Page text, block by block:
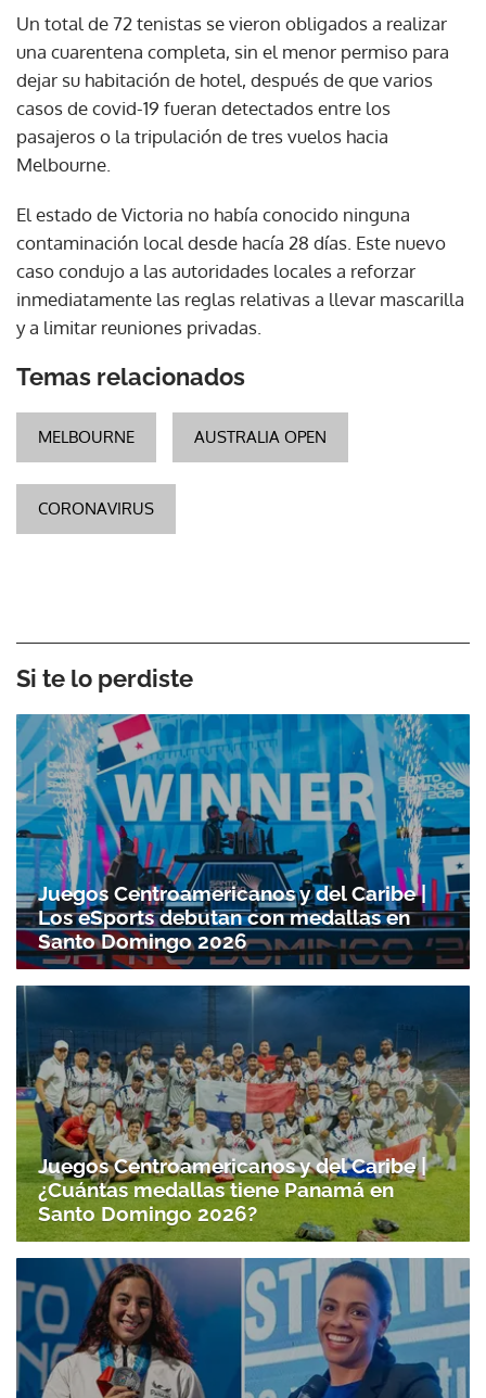
Un total de 72 tenistas se vieron obligados a realizar
una cuarentena completa, sin el menor permiso para
dejar su habitación de hotel, después de que varios
casos de covid-19 fueran detectados entre los
pasajeros o la tripulación de tres vuelos hacia
Melbourne.
El estado de Victoria no había conocido ninguna
contaminación local desde hacía 28 días. Este nuevo
caso condujo a las autoridades locales a reforzar
inmediatamente las reglas relativas a llevar mascarilla
y a limitar reuniones privadas.
Temas relacionados
MELBOURNE AUSTRALIA OPEN
CORONAVIRUS
Si te lo perdiste
Juegos Centroamericanos y del Caribe |
Los eSports debutan con medallas en
Santo Domingo 2026
Juegos Centroamericanos y del Caribe |
¿Cuántas medallas tiene Panamá en
Santo Domingo 2026?